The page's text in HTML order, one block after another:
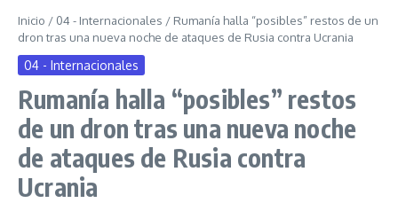
Inicio / 04 - Internacionales / Rumanía halla “posibles” restos de un
dron tras una nueva noche de ataques de Rusia contra Ucrania
04 - Internacionales
Rumanía halla “posibles” restos
de un dron tras una nueva noche
de ataques de Rusia contra
Ucrania